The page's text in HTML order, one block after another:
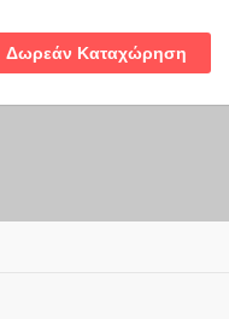
Δωρεάν Καταχώρηση